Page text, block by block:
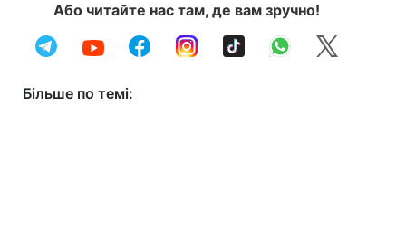
Або читайте нас там, де вам зручно!
Більше по темі: